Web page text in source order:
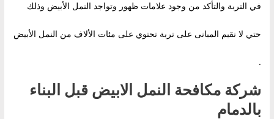
في التربة والتأكد من وجود علامات ظهور وتواجد النمل الأبيض وذلك
حتي لا نقيم المبانى على تربة تحتوي على مئات الألاف من النمل الأبيض
.
شركة مكافحة النمل الابيض قبل البناء
بالدمام